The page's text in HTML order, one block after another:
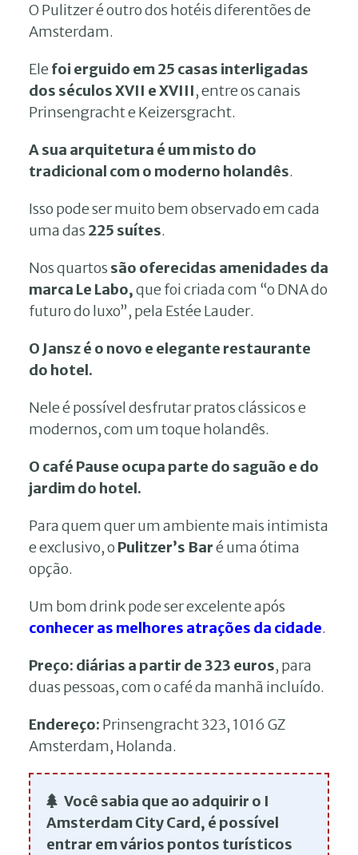
O Pulitzer é outro dos hotéis diferentões de
Amsterdam.
Elefoi erguido em 25 casas interligadas
dos séculos XVII e XVIII, entre os canais
Prinsengracht e Keizersgracht.
A sua arquitetura é um misto do
tradicional com o moderno holandês.
Isso pode ser muito bem observado em cada
uma das 225 suítes.
Nos quartos são oferecidas amenidades da
marca Le Labo,que foi criada com “o DNA do
futuro do luxo”, pela Estée Lauder.
O Jansz é o novo e elegante restaurante
do hotel.
Nele é possível desfrutar pratos clássicos e
modernos, com um toque holandês.
O café Pause ocupa parte do saguão e do
jardim do hotel.
Para quem quer um ambiente mais intimista
e exclusivo, o Pulitzer’s Baré uma ótima
opção.
Um bom drink pode ser excelente após
conhecer as melhores atrações da cidade.
Preço: diárias a partir de 323 euros, para
duas pessoas, com o café da manhã incluído.
Endereço: Prinsengracht 323, 1016 GZ
Amsterdam, Holanda.
Você sabia que ao adquirir o I
Amsterdam City Card, é possível
entrar em vários pontos turísticos